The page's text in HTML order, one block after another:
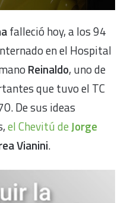
falleció hoy, a los 94
en el Hospital
Reinaldo, uno de
que tuvo el TC
De sus ideas
el Chevitú deJorge
Vianini.